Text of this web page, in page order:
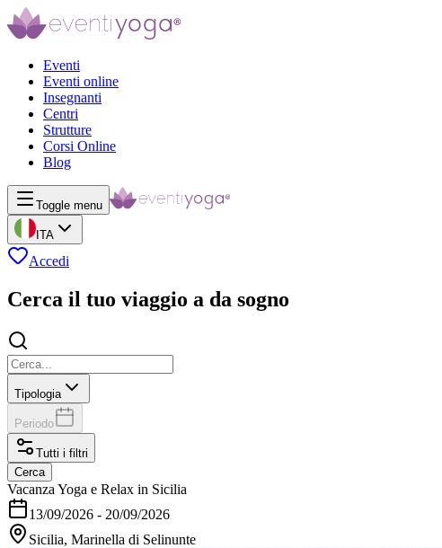
Eventi
Eventi online
Insegnanti
Centri
Strutture
Corsi Online
Blog
Toggle menu
ITA
Accedi
Cerca il tuo viaggio a da sogno
Tipologia
Periodo
Tutti i filtri
Cerca
Vacanza Yoga e Relax in Sicilia
13/09/2026 - 20/09/2026
Sicilia, Marinella di Selinunte